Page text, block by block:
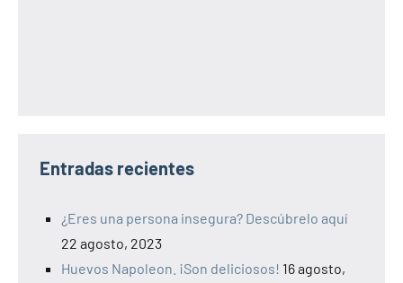
Entradas recientes
¿Eres una persona insegura? Descúbrelo aquí
22 agosto, 2023
Huevos Napoleon. ¡Son deliciosos! 16 agosto,